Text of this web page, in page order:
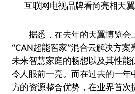
互联网电视品牌看尚亮相天
据悉，在去年的天翼博览会
“CAN超能智家”混合云解决方案
未来智慧家庭的畅想以及其性能
令人眼前一亮。而在过去的一年
方的资源整合优势，在业界首次